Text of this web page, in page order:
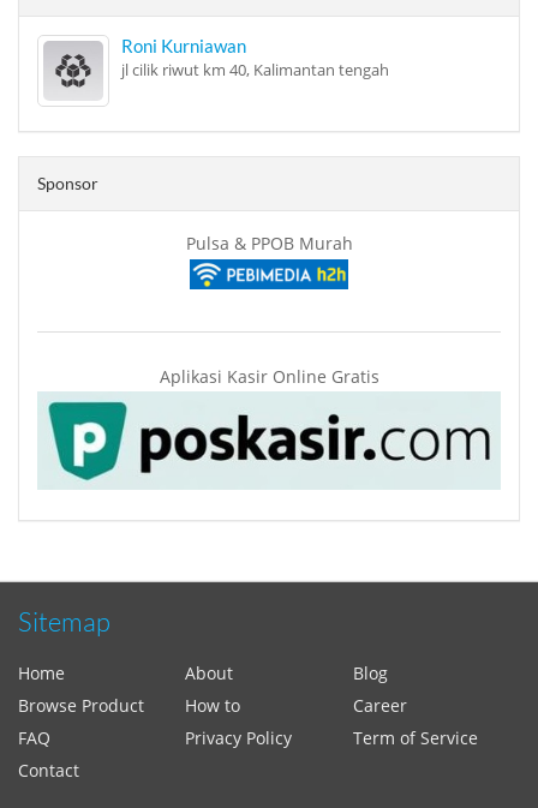
Roni Kurniawan
jl cilik riwut km 40, Kalimantan tengah
Sponsor
Pulsa & PPOB Murah
Aplikasi Kasir Online Gratis
Sitemap
Home About
Blog
Browse Product
How to
Career
FAQ
Privacy Policy
Term of Service
Contact